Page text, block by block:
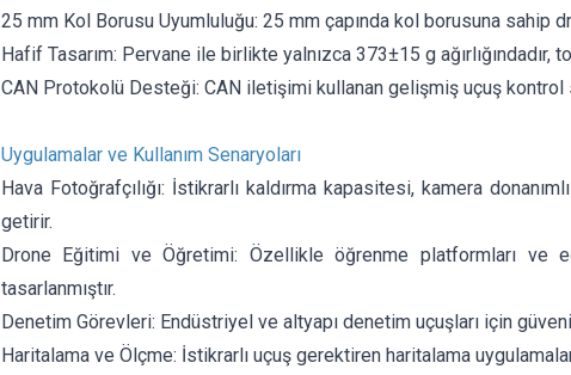
25 mm Kol Borusu Uyumluluğu: 25 mm çapında kol borusuna sahip
Hafif Tasarım: Pervane ile birlikte yalnızca 373±15 g ağırlığındadır,
CAN Protokolü Desteği: CAN iletişimi kullanan gelişmiş uçuş
Uygulamalar ve Kullanım Senaryoları
Hava Fotoğrafçılığı: İstikrarlı kaldırma kapasitesi, kamera
getirir.
Drone Eğitimi ve Öğretimi: Özellikle öğrenme platformları ve
tasarlanmıştır.
Denetim Görevleri: Endüstriyel ve altyapı denetim uçuşları için
Haritalama ve Ölçme: İstikrarlı uçuş gerektiren haritalama